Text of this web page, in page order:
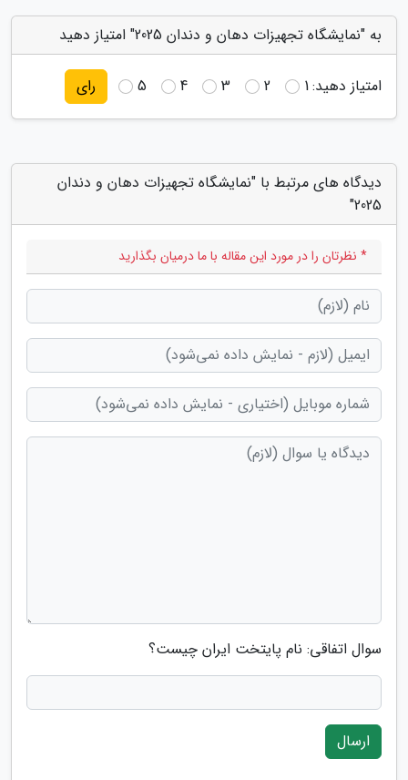
به "نمایشگاه تجهیزات دهان و دندان 2025" امتیاز دهید
امتیاز دهید:1
2
3
4
5 رای
دیدگاه های مرتبط با "نمایشگاه تجهیزات دهان و دندان
2025"
* نظرتان را در مورد این مقاله با ما درمیان بگذارید
سوال اتفاقی: نام پایتخت ایران چیست؟
ارسال